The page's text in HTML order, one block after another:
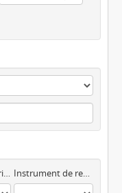
Document numérique disponible Instrument de recherche